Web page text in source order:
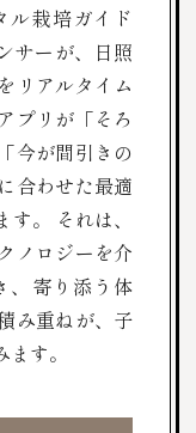
ル栽培ガイド
サーが、日照
リアルタイム
プリが「そろ
今が間引きの
合わせた最適
。 それは、
ノロジーを介
、寄り添う体
み重ねが、子
す。